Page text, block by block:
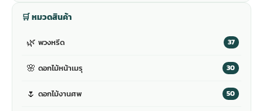
🛒 หมวดสินค้า
🌿 พวงหรีด 37
🌸 ดอกไม้หน้าเมรุ 30
🌷 ดอกไม้งานศพ 50